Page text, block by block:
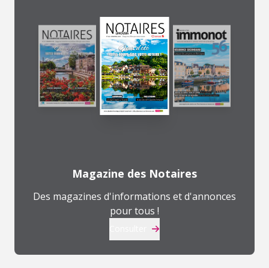
Magazine des Notaires
Des magazines d'informations et d'annonces
pour tous !